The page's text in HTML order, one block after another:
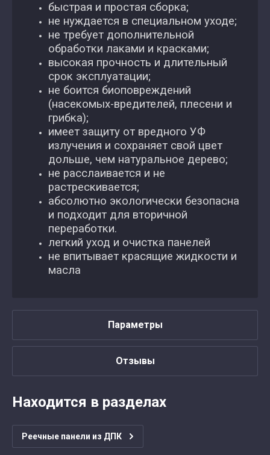
быстрая и простая сборка;
не нуждается в специальном уходе;
не требует дополнительной
обработки лаками и красками;
высокая прочность и длительный
срок эксплуатации;
не боится биоповреждений
(насекомых-вредителей, плесени и
грибка);
имеет защиту от вредного УФ
излучения и сохраняет свой цвет
дольше, чем натуральное дерево;
не расслаивается и не
растрескивается;
абсолютно экологически безопасна
и подходит для вторичной
переработки.
легкий уход и очистка панелей
не впитывает красящие жидкости и
масла
Параметры
Отзывы
Находится в разделах
Реечные панели из ДПК